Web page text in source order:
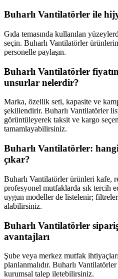
Buharlı Vantilatörler ile
Gıda temasında kullanılan
seçin. Buharlı Vantilatörler
personelle paylaşın.
Buharlı Vantilatörler
unsurlar nelerdir?
Marka, özellik seti, kapasite ve
şekillendirir. Buharlı Vantilatörler
görüntüleyerek taksit ve kargo
tamamlayabilirsiniz.
Buharlı Vantilatörler:
çıkar?
Buharlı Vantilatörler ürünleri kafe,
profesyonel mutfaklarda sık tercih
uygun modeller de listelenir;
alabilirsiniz.
Buharlı Vantilatörler
avantajları
Şube veya merkez mutfak
planlanmalıdır. Buharlı
kurumsal talep iletebilirsiniz.